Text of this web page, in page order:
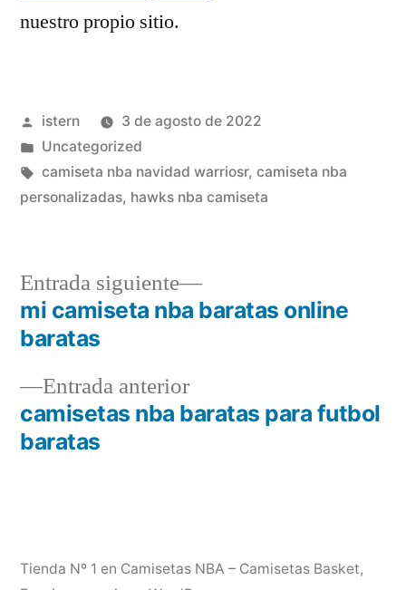
nuestro propio sitio.
Publicado
por
istern
3 de agosto de 2022
Publicado
en
Uncategorized
Etiquetas:
camiseta nba navidad warriosr, camiseta nba
personalizadas, hawks nba camiseta
Navegación
entradas
Entrada anteriorEntrada
anterior:
camisetas nba baratas para futbol
baratas
Entrada siguiente
Entrada
siguiente:
mi camiseta nba baratas online
baratas
Tienda Nº 1 en Camisetas NBA – Camisetas Basket,